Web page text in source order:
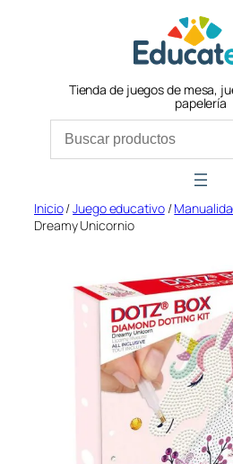
Tienda de juegos de mesa,
papelería
Inicio/Juego educativo/
Dreamy Unicornio